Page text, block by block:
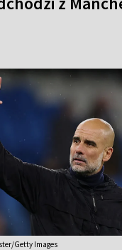
Getty Images